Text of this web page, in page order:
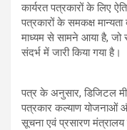
कार्यरत पत्रकारों के लिए
पत्रकारों के समकक्ष
माध्यम से सामने आया है, जो
संदर्भ में जारी किया गया है।
पत्र के अनुसार, डिजिटल
पत्रकार कल्याण योजनाओं
सूचना एवं प्रसारण मंत्रालय